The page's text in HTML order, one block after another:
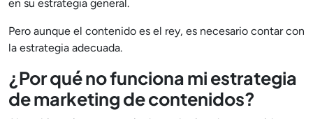
en su estrategia general.
Pero aunque el contenido es el rey, es necesario contar con
la estrategia adecuada.
¿Por qué no funciona mi estrategia
de marketing de contenidos?